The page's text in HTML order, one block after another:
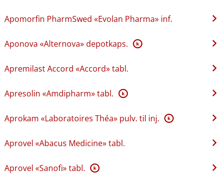
Apomorfin PharmSwed «Evolan Pharma» inf.
Aponova «Alternova» depotkaps. K
Apremilast Accord «Accord» tabl.
Apresolin «Amdipharm» tabl. K
Aprokam «Laboratoires Théa» pulv. til inj. K
Aprovel «Abacus Medicine» tabl.
Aprovel «Sanofi» tabl. K